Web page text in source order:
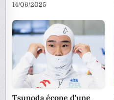
14/06/2025
Tsunoda écope d'une